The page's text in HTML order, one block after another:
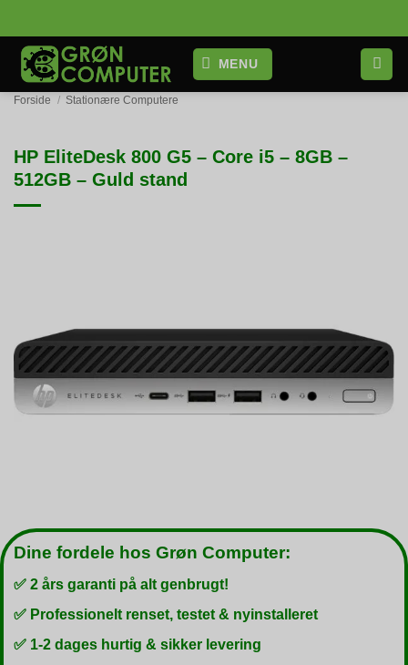
til
indhold
MENU
Forside / Stationære Computere
HP EliteDesk 800 G5 – Core i5 – 8GB –
512GB – Guld stand
Dine fordele hos Grøn Computer:
✅ 2 års garanti på alt genbrugt!
✅ Professionelt renset, testet & nyinstalleret
✅ 1-2 dages hurtig & sikker levering